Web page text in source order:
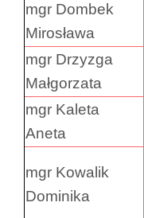
mgr Dombek
Mirosława
mgr Drzyzga
Małgorzata
mgr Kaleta
Aneta
mgr Kowalik
Dominika